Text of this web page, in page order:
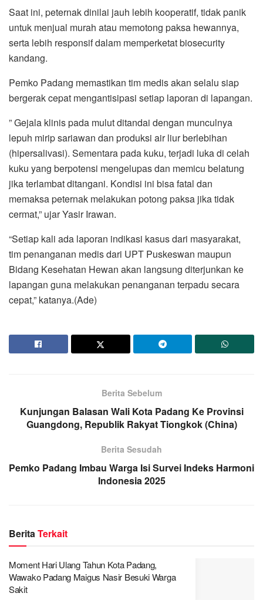
Saat ini, peternak dinilai jauh lebih kooperatif, tidak panik
untuk menjual murah atau memotong paksa hewannya,
serta lebih responsif dalam memperketat biosecurity
kandang.
Pemko Padang memastikan tim medis akan selalu siap
bergerak cepat mengantisipasi setiap laporan di lapangan.
” Gejala klinis pada mulut ditandai dengan munculnya
lepuh mirip sariawan dan produksi air liur berlebihan
(hipersalivasi). Sementara pada kuku, terjadi luka di celah
kuku yang berpotensi mengelupas dan memicu belatung
jika terlambat ditangani. Kondisi ini bisa fatal dan
memaksa peternak melakukan potong paksa jika tidak
cermat,” ujar Yasir Irawan.
“Setiap kali ada laporan indikasi kasus dari masyarakat,
tim penanganan medis dari UPT Puskeswan maupun
Bidang Kesehatan Hewan akan langsung diterjunkan ke
lapangan guna melakukan penanganan terpadu secara
cepat,” katanya.(Ade)
Berita Sebelum
Kunjungan Balasan Wali Kota Padang Ke Provinsi
Guangdong, Republik Rakyat Tiongkok (China)
Berita Sesudah
Pemko Padang Imbau Warga Isi Survei Indeks Harmoni
Indonesia 2025
BeritaTerkait
Moment Hari Ulang Tahun Kota Padang,
Wawako Padang Maigus Nasir Besuki Warga
Sakit